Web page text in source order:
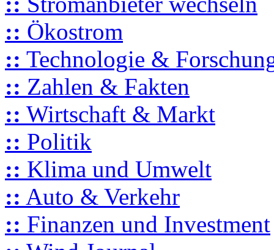
:: Ökostrom
:: Technologie &
:: Zahlen & Fakten
:: Wirtschaft & Markt
:: Politik
:: Klima und Umwelt
:: Auto & Verkehr
:: Finanzen und Investment